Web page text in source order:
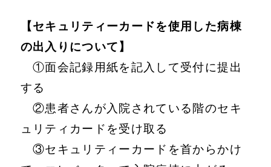
【セキュリティーカードを使用した病棟
の出入りについて】
①面会記録用紙を記入して受付に提出
する
②患者さんが入院されている階のセキ
ュリティカードを受け取る
③セキュリティーカードを首からかけ